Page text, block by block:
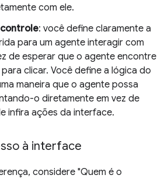
com ele.
: você define claramente a
para um agente interagir com
de esperar que o agente encontre
clicar. Você define a lógica do
maneira que o agente possa
o diretamente em vez de
infira ações da interface.
à interface
considere "Quem é o